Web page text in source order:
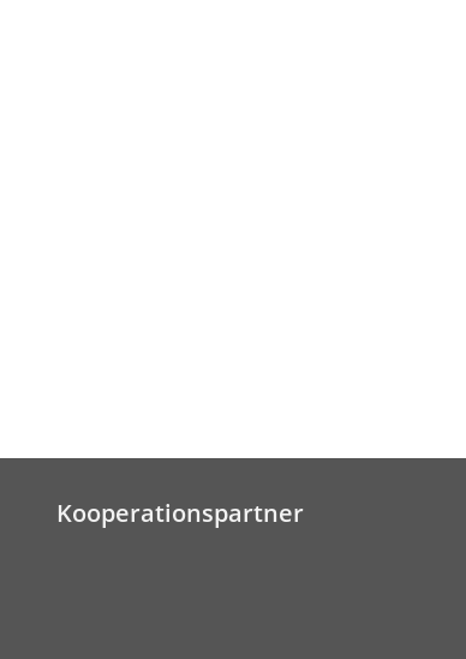
Kooperationspartner